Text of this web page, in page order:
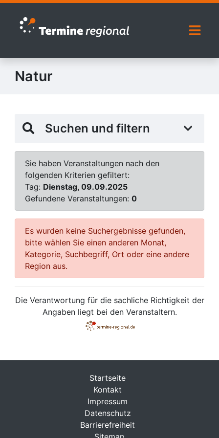
Zur Navigation springen
Zum Inhalt springen
Natur
Suchen und filtern
Sie haben Veranstaltungen nach den
folgenden Kriterien gefiltert:
Tag: Dienstag, 09.09.2025
Gefundene Veranstaltungen: 0
Es wurden keine Suchergebnisse gefunden,
bitte wählen Sie einen anderen Monat,
Kategorie, Suchbegriff, Ort oder eine andere
Region aus.
Die Verantwortung für die sachliche Richtigkeit der
Angaben liegt bei den Veranstaltern.
Startseite
Kontakt
Impressum
Datenschutz
Barrierefreiheit